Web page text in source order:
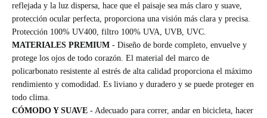
reflejada y la luz dispersa, hace que el paisaje sea más claro y suave,
protección ocular perfecta, proporciona una visión más clara y precisa.
Protección 100% UV400, filtro 100% UVA, UVB, UVC.
MATERIALES PREMIUM - Diseño de borde completo, envuelve y
protege los ojos de todo corazón. El material del marco de
policarbonato resistente al estrés de alta calidad proporciona el máximo
rendimiento y comodidad. Es liviano y duradero y se puede proteger en
todo clima.
CÓMODO Y SUAVE - Adecuado para correr, andar en bicicleta, hacer